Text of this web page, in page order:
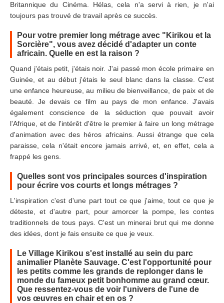
Britannique du Cinéma. Hélas, cela n'a servi à rien, je n'ai
toujours pas trouvé de travail après ce succès.
Pour votre premier long métrage avec "Kirikou et la
Sorcière", vous avez décidé d'adapter un conte
africain. Quelle en est la raison ?
Quand j'étais petit, j'étais noir. J'ai passé mon école primaire en
Guinée, et au début j'étais le seul blanc dans la classe. C'est
une enfance heureuse, au milieu de bienveillance, de paix et de
beauté. Je devais ce film au pays de mon enfance. J'avais
également conscience de la séduction que pouvait avoir
l'Afrique, et de l'intérêt d'être le premier à faire un long métrage
d'animation avec des héros africains. Aussi étrange que cela
paraisse, cela n'était encore jamais arrivé, et, en effet, cela a
frappé les gens.
Quelles sont vos principales sources d'inspiration
pour écrire vos courts et longs métrages ?
L'inspiration c'est d'une part tout ce que j'aime, tout ce que je
déteste, et d'autre part, pour amorcer la pompe, les contes
traditionnels de tous pays. C'est un minerai brut qui me donne
des idées, dont je fais ensuite ce que je veux.
Le Village Kirikou s'est installé au sein du parc
animalier Planète Sauvage. C'est l'opportunité pour
les petits comme les grands de replonger dans le
monde du fameux petit bonhomme au grand cœur.
Que ressentez-vous de voir l'univers de l'une de
vos œuvres en chair et en os ?